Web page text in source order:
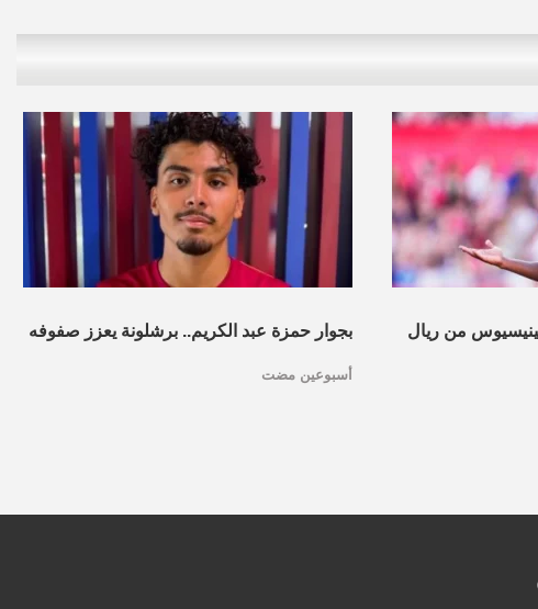
من ريال بجوار حمزة عبد الكريم.. برشلونة يعزز صفوفه
أسبوعين مضت